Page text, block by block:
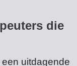
die
uitdagende